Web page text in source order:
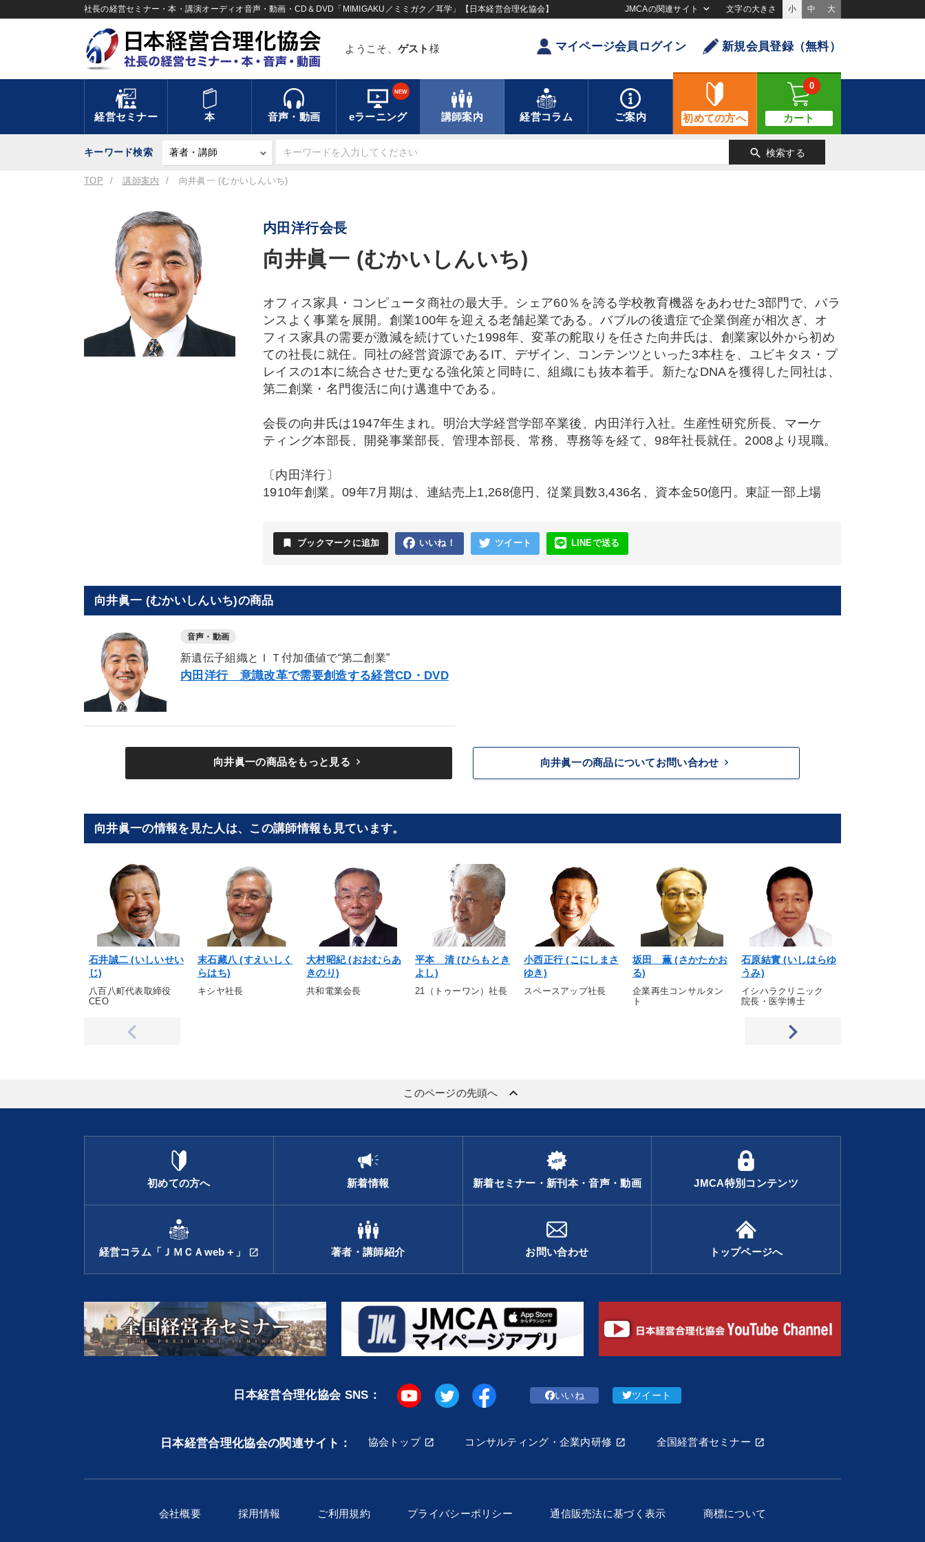
社長の経営セミナー・本・講演オーディオ音声・動画・CD＆DVD「MIMIGAKU／ミミガク／耳学」【日本経営合理化協会】 JMCAの関連サイト 文字の大きさ 小 中 大
ようこそ、 ゲスト 様 マイページ会員ログイン 新規会員登録（無料）
経営セミナー 本 音声・動画 eラーニング
NEW
講師案内 経営コラム ご案内 初めての方へ カート
0
キーワード検索 search 検索する
TOP 講師案内 向井眞一 (むかいしんいち)
内田洋行会長
向井眞一 (むかいしんいち)
オフィス家具・コンピュータ商社の最大手。シェア60％を誇る学校教育機器をあわせた3部門で、バラ
ンスよく事業を展開。創業100年を迎える老舗起業である。バブルの後遺症で企業倒産が相次ぎ、オ
フィス家具の需要が激減を続けていた1998年、変革の舵取りを任さた向井氏は、創業家以外から初め
ての社長に就任。同社の経営資源であるIT、デザイン、コンテンツといった3本柱を、ユビキタス・プ
レイスの1本に統合させた更なる強化策と同時に、組織にも抜本着手。新たなDNAを獲得した同社は、
第二創業・名門復活に向け邁進中である。
会長の向井氏は1947年生まれ。明治大学経営学部卒業後、内田洋行入社。生産性研究所長、マーケ
ティング本部長、開発事業部長、管理本部長、常務、専務等を経て、98年社長就任。2008より現職。
〔内田洋行〕
1910年創業。09年7月期は、連結売上1,268億円、従業員数3,436名、資本金50億円。東証一部上場
bookmark ブックマークに追加 いいね！ ツイート LINEで送る
向井眞一 (むかいしんいち)の商品
音声・動画
新遺伝子組織とＩＴ付加価値で“第二創業”
内田洋行 意識改革で需要創造する経営CD・DVD
向井眞一の商品をもっと見る keyboard_arrow_right 向井眞一の商品についてお問い合わせ keyboard_arrow_right
向井眞一の情報を見た人は、この講師情報も見ています。
石井誠二 (いしいせい
じ)
八百八町代表取締役
CEO
末石藏八 (すえいしく
らはち)
キシヤ社長
大村昭紀 (おおむらあ
きのり)
共和電業会長
平本 清 (ひらもとき
よし)
21（トゥーワン）社長
小西正行 (こにしまさ
ゆき)
スペースアップ社長
坂田 薫 (さかたかお
る)
企業再生コンサルタン
ト
石原結實 (いしはらゆ
うみ)
イシハラクリニック
院長・医学博士
このページの先頭へ keyboard_arrow_up
初めての方へ 新着情報 新着セミナー・新刊本・音声・動画 JMCA特別コンテンツ
経営コラム「ＪＭＣＡweb＋」 open_in_new 著者・講師紹介 お問い合わせ トップページへ
日本経営合理化協会 SNS： いいね ツイート
日本経営合理化協会の関連サイト： 協会トップ コンサルティング・企業内研修 全国経営者セミナー
会社概要 採用情報 ご利用規約 プライバシーポリシー 通信販売法に基づく表示 商標について